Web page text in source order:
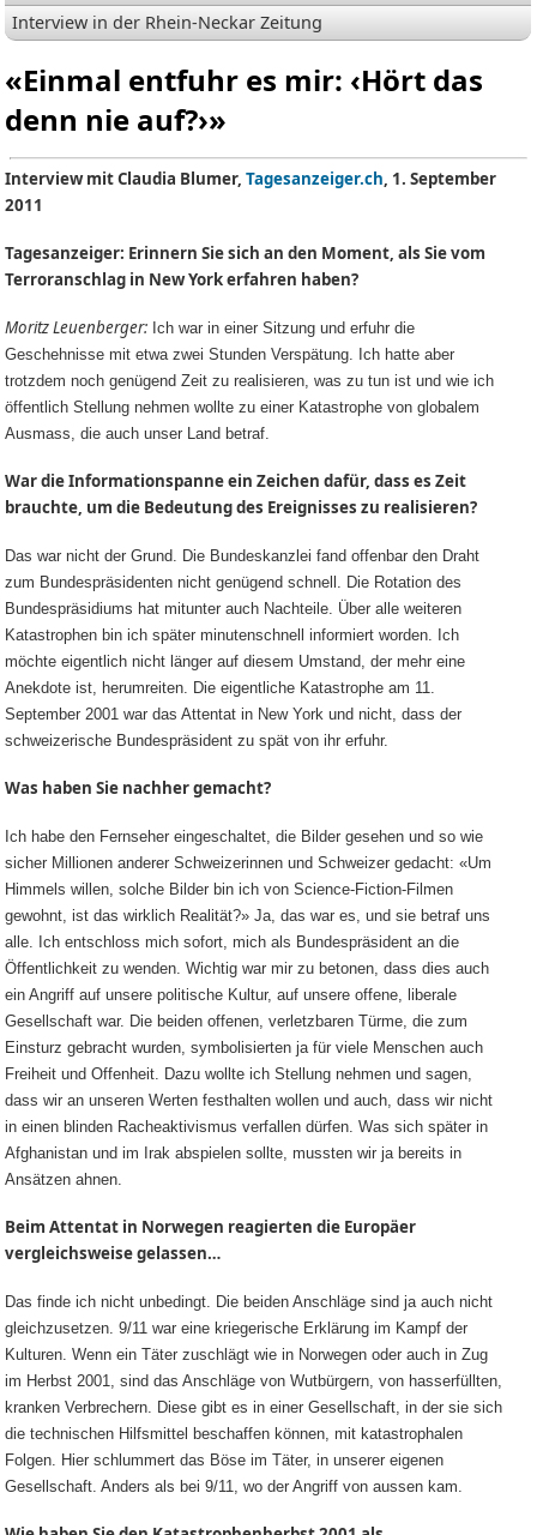
Interview in der Rhein-Neckar Zeitung
«Einmal entfuhr es mir: ‹Hört das
denn nie auf?›»
Interview mit Claudia Blumer, Tagesanzeiger.ch, 1. September
2011
Tagesanzeiger: Erinnern Sie sich an den Moment, als Sie vom
Terroranschlag in New York erfahren haben?
Moritz Leuenberger: Ich war in einer Sitzung und erfuhr die
Geschehnisse mit etwa zwei Stunden Verspätung. Ich hatte aber
trotzdem noch genügend Zeit zu realisieren, was zu tun ist und wie ich
öffentlich Stellung nehmen wollte zu einer Katastrophe von globalem
Ausmass, die auch unser Land betraf.
War die Informationspanne ein Zeichen dafür, dass es Zeit
brauchte, um die Bedeutung des Ereignisses zu realisieren?
Das war nicht der Grund. Die Bundeskanzlei fand offenbar den Draht
zum Bundespräsidenten nicht genügend schnell. Die Rotation des
Bundespräsidiums hat mitunter auch Nachteile. Über alle weiteren
Katastrophen bin ich später minutenschnell informiert worden. Ich
möchte eigentlich nicht länger auf diesem Umstand, der mehr eine
Anekdote ist, herumreiten. Die eigentliche Katastrophe am 11.
September 2001 war das Attentat in New York und nicht, dass der
schweizerische Bundespräsident zu spät von ihr erfuhr.
Was haben Sie nachher gemacht?
Ich habe den Fernseher eingeschaltet, die Bilder gesehen und so wie
sicher Millionen anderer Schweizerinnen und Schweizer gedacht: «Um
Himmels willen, solche Bilder bin ich von Science-Fiction-Filmen
gewohnt, ist das wirklich Realität?» Ja, das war es, und sie betraf uns
alle. Ich entschloss mich sofort, mich als Bundespräsident an die
Öffentlichkeit zu wenden. Wichtig war mir zu betonen, dass dies auch
ein Angriff auf unsere politische Kultur, auf unsere offene, liberale
Gesellschaft war. Die beiden offenen, verletzbaren Türme, die zum
Einsturz gebracht wurden, symbolisierten ja für viele Menschen auch
Freiheit und Offenheit. Dazu wollte ich Stellung nehmen und sagen,
dass wir an unseren Werten festhalten wollen und auch, dass wir nicht
in einen blinden Racheaktivismus verfallen dürfen. Was sich später in
Afghanistan und im Irak abspielen sollte, mussten wir ja bereits in
Ansätzen ahnen.
Beim Attentat in Norwegen reagierten die Europäer
vergleichsweise gelassen…
Das finde ich nicht unbedingt. Die beiden Anschläge sind ja auch nicht
gleichzusetzen. 9/11 war eine kriegerische Erklärung im Kampf der
Kulturen. Wenn ein Täter zuschlägt wie in Norwegen oder auch in Zug
im Herbst 2001, sind das Anschläge von Wutbürgern, von hasserfüllten,
kranken Verbrechern. Diese gibt es in einer Gesellschaft, in der sie sich
die technischen Hilfsmittel beschaffen können, mit katastrophalen
Folgen. Hier schlummert das Böse im Täter, in unserer eigenen
Gesellschaft. Anders als bei 9/11, wo der Angriff von aussen kam.